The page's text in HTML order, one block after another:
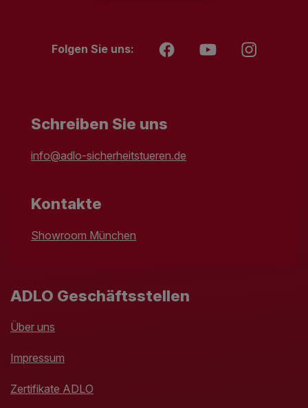
Folgen Sie uns:
Schreiben Sie uns
info@adlo-sicherheitstueren.de
Kontakte
Showroom München
ADLO Geschäftsstellen
Über uns
Impressum
Zertifikate ADLO